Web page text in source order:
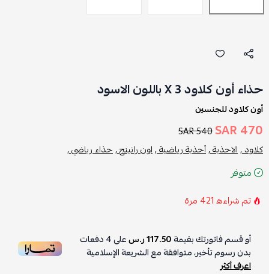
حذاء أون كلاود X 3 باللون الاسود
أون كلاود للجنسين
470 SAR
540 SAR
كلاود ,الاحذية ,أحذية رياضية ,اون رانينج ,حذاء رياضي ,
متوفر
تم شراءه421 مرة
أو قسم فاتورتك بقيمة117.50 ر.س على4دفعات
بدون رسوم تأخير، متوافقة مع الشريعة الإسلامية
اعرف أكثر